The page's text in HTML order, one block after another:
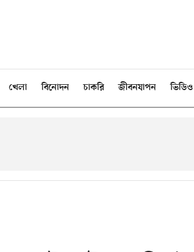
খেলা বিনোদন চাকরি জীবনযাপন ভিডিও